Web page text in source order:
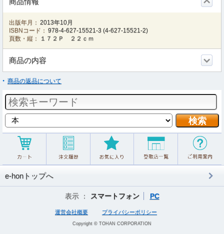
出版年月： 2013年10月
ISBNコード： 978-4-627-15521-3 (4-627-15521-2)
頁数・縦：
１７２Ｐ ２２ｃｍ
商品の内容
商品の返品について
e-honトップへ
表示 ： スマートフォン PC
運営会社概要 プライバシーポリシー
Copyright © TOHAN CORPORATION